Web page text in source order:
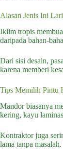
Alasan Jenis Ini
Iklim tropis
daripada bahan-
Dari sisi desain,
karena memberi
Tips Memilih Pintu
Mandor biasanya
kering, kayu
Kontraktor juga
lama tanpa masalah.